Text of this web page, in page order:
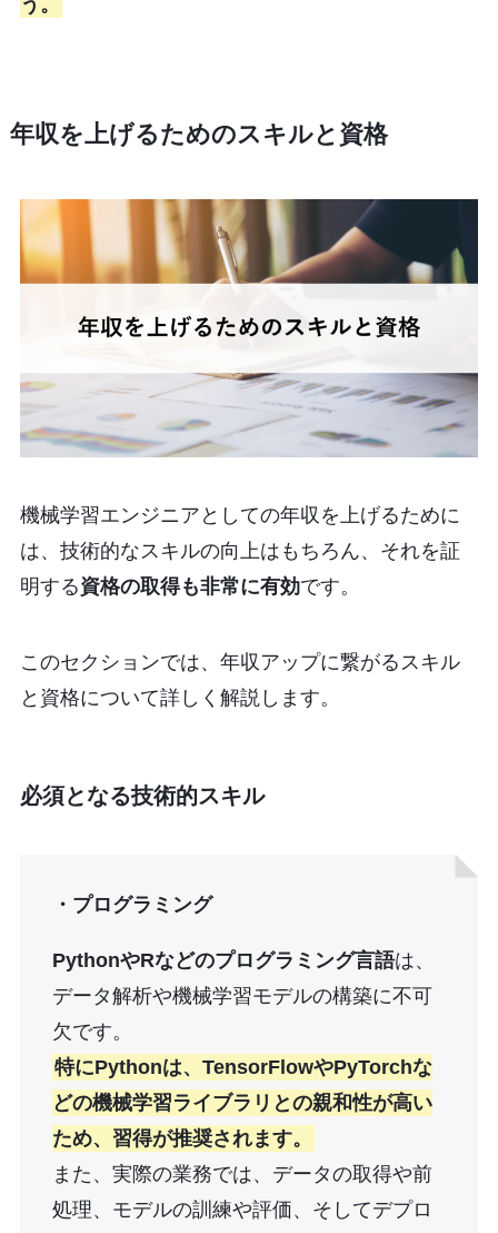
う。
年収を上げるためのスキルと資格
機械学習エンジニアとしての年収を上げるために
は、技術的なスキルの向上はもちろん、それを証
明する資格の取得も非常に有効です。
このセクションでは、年収アップに繋がるスキル
と資格について詳しく解説します。
必須となる技術的スキル
・プログラミング
PythonやRなどのプログラミング言語は、
データ解析や機械学習モデルの構築に不可
欠です。
特にPythonは、TensorFlowやPyTorchな
どの機械学習ライブラリとの親和性が高い
ため、習得が推奨されます。
また、実際の業務では、データの取得や前
処理、モデルの訓練や評価、そしてデプロ